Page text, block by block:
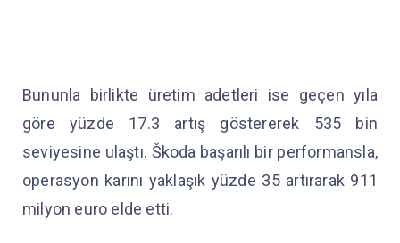
Bununla birlikte üretim adetleri ise geçen yıla
göre yüzde 17.3 artış göstererek 535 bin
seviyesine ulaştı. Škoda başarılı bir performansla,
operasyon karını yaklaşık yüzde 35 artırarak 911
milyon euro elde etti.